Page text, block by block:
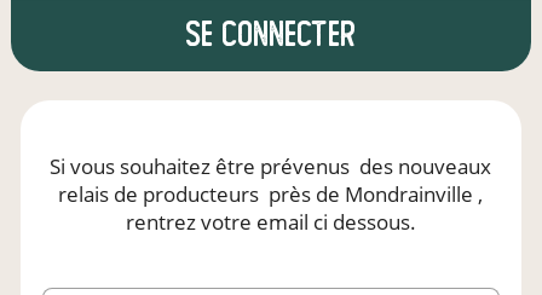
se connecter
Si vous souhaitez être prévenus des nouveaux
relais de producteurs près de Mondrainville ,
rentrez votre email ci dessous.